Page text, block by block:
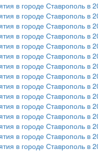
в городе Ставрополь в
в городе Ставрополь в
в городе Ставрополь в
в городе Ставрополь в
в городе Ставрополь в
в городе Ставрополь в
в городе Ставрополь в
в городе Ставрополь в
в городе Ставрополь в
в городе Ставрополь в
в городе Ставрополь в
в городе Ставрополь в
в городе Ставрополь в
в городе Ставрополь в
в городе Ставрополь в